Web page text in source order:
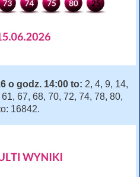
o godz. 14:00 to: 2, 4, 9, 14,
67, 68, 70, 72, 74, 78, 80,
16842.